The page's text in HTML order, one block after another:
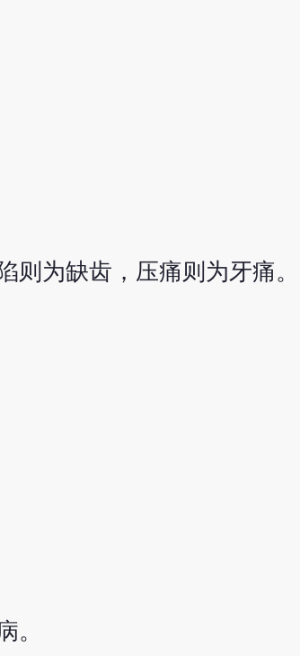
则为缺齿，压痛则为牙痛。
。